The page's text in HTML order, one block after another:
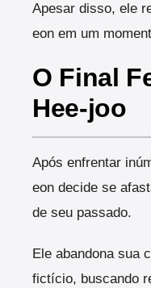
Apesar disso, ele
eon em um
O Final
Hee-joo
Após enfrentar
eon decide se
de seu passado.
Ele abandona sua
fictício, buscando